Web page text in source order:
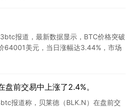
报道，最新数据显示，BTC价格突破
64001美元，当日涨幅达3.44%，市场
盘前交易中上涨了2.4%。
报道称，贝莱德（BLK.N）在盘前交